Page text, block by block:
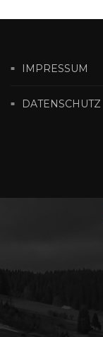
IMPRESSUM
DATENSCHUTZ